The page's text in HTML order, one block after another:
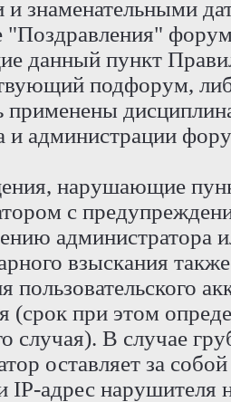
знаменательными
данный пункт
подфорум,
применены
и администрации
нарушающие
с
администратора
взыскания
пользовательского
(срок при этом
случая). В случае
оставляет за
IP-адрес нарушителя